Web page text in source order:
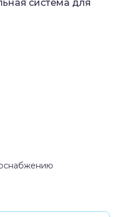
система для